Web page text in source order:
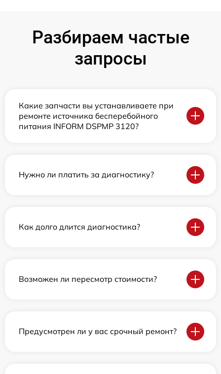
Разбираем частые
запросы
Какие запчасти вы устанавливаете при
ремонте источника бесперебойного
питания INFORM DSPMP 3120?
Нужно ли платить за диагностику?
Как долго длится диагностика?
Возможен ли пересмотр стоимости?
Предусмотрен ли у вас срочный ремонт?